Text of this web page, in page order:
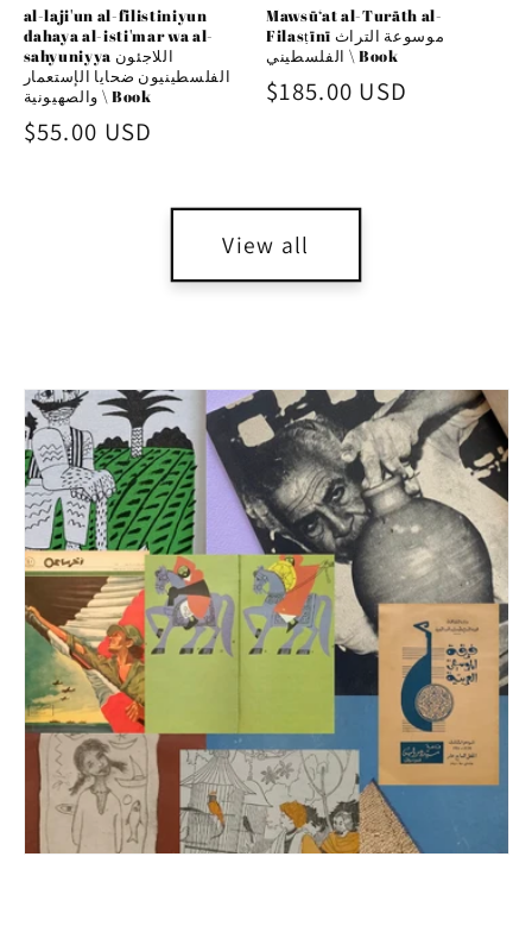
al-laji'un al-filistiniyun
dahaya al-isti'mar wa al-
sahyuniyya اللاجئون
الفلسطينيون ضحايا الإستعمار
والصهيونية \ Book
Regular
$55.00 USD
Mawsū‘at al-Turāth al-
Filasṭīnī موسوعة التراث
الفلسطيني \ Book
Regular
$185.00 USD
View all